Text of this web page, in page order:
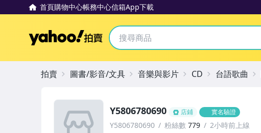
首頁購物中心帳務中心信箱App下載
Yahoo拍賣
Y5806780690 店鋪 實名驗證
Y5806780690 粉絲數 779
2小時前上線
拍賣 圖書/影音/文具 音樂與影片 CD 台語歌曲